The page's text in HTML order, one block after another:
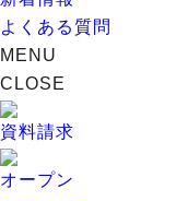
よくある質問
MENU
CLOSE
資料請求
オープン